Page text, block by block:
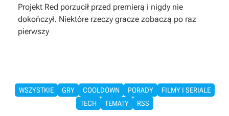
Projekt Red porzucił przed premierą i nigdy nie
dokończył. Niektóre rzeczy gracze zobaczą po raz
pierwszy
WSZYSTKIE GRY COOLDOWN PORADY
FILMY I SERIALE
TECH
TEMATY RSS